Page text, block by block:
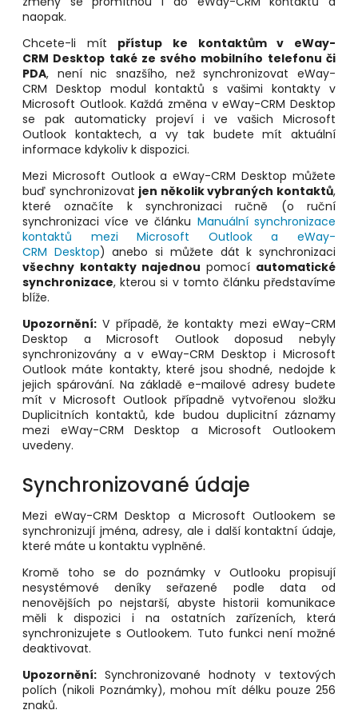
naopak.
Chcete-li mít přístup ke kontaktům v eWay-
CRM Desktop také ze svého mobilního telefonu či
PDA, není nic snazšího, než synchronizovat eWay-
CRM Desktop modul kontaktů s vašimi kontakty v
Microsoft Outlook. Každá změna v eWay-CRM Desktop
se pak automaticky projeví i ve vašich Microsoft
Outlook kontaktech, a vy tak budete mít aktuální
informace kdykoliv k dispozici.
Mezi Microsoft Outlook a eWay-CRM Desktop můžete
buď synchronizovat jen několik vybraných kontaktů,
které označíte k synchronizaci ručně (o ruční
synchronizaci více ve článku Manuální synchronizace
kontaktů mezi Microsoft Outlook a eWay-
CRM Desktop) anebo si můžete dát k synchronizaci
všechny kontakty najednou pomocí automatické
synchronizace, kterou si v tomto článku představíme
blíže.
Upozornění: V případě, že kontakty mezi eWay-CRM
Desktop a Microsoft Outlook doposud nebyly
synchronizovány a v eWay-CRM Desktop i Microsoft
Outlook máte kontakty, které jsou shodné, nedojde k
jejich spárování. Na základě e-mailové adresy budete
mít v Microsoft Outlook případně vytvořenou složku
Duplicitních kontaktů, kde budou duplicitní záznamy
mezi eWay-CRM Desktop a Microsoft Outlookem
uvedeny.
Synchronizované údaje
Mezi eWay-CRM Desktop a Microsoft Outlookem se
synchronizují jména, adresy, ale i další kontaktní údaje,
které máte u kontaktu vyplněné.
Kromě toho se do poznámky v Outlooku propisují
nesystémové deníky seřazené podle data od
nenovějších po nejstarší, abyste historii komunikace
měli k dispozici i na ostatních zařízeních, která
synchronizujete s Outlookem. Tuto funkci není možné
deaktivovat.
Upozornění: Synchronizované hodnoty v textových
polích (nikoli Poznámky), mohou mít délku pouze 256
znaků.